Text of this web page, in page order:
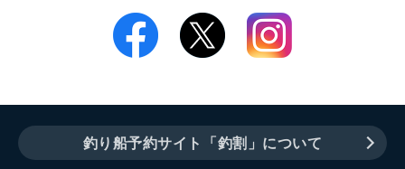
釣り船予約サイト「釣割」について